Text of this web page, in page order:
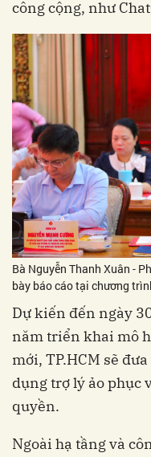
công cộng, như
Bà Nguyễn Thanh Xuân -
bày báo cáo tại chương
Dự kiến đến ngày
năm triển khai mô
mới, TP.HCM sẽ
dụng trợ lý ảo phục
quyền.
Ngoài hạ tầng và